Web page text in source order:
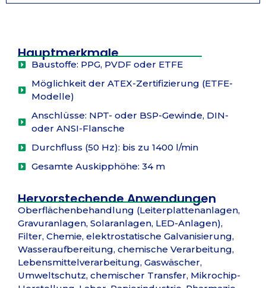
Hauptmerkmale
Baustoffe: PPG, PVDF oder ETFE
Möglichkeit der ATEX-Zertifizierung (ETFE-
Modelle)
Anschlüsse: NPT- oder BSP-Gewinde, DIN-
oder ANSI-Flansche
Durchfluss (50 Hz): bis zu 1400 l/min
Gesamte Auskipphöhe: 34 m
Hervorstechende Anwendungen
Oberflächenbehandlung (Leiterplattenanlagen,
Gravuranlagen, Solaranlagen, LED-Anlagen),
Filter, Chemie, elektrostatische Galvanisierung,
Wasseraufbereitung, chemische Verarbeitung,
Lebensmittelverarbeitung, Gaswäscher,
Umweltschutz, chemischer Transfer, Mikrochip-